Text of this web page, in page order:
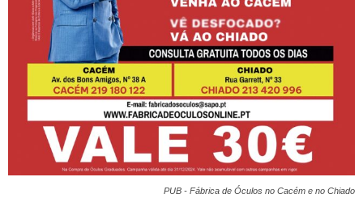
PUB - Fábrica de Óculos no Cacém e no Chiado